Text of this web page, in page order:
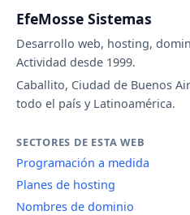
EfeMosse Sistemas
Desarrollo web, hosting,
Actividad desde 1999.
Caballito, Ciudad de Buenos
todo el país y Latinoamérica.
SECTORES DE ESTA WEB
Programación a medida
Planes de hosting
Nombres de dominio